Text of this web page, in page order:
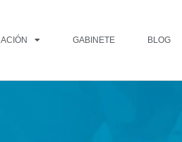
GABINETE BLOG